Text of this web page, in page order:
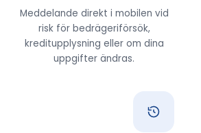
Meddelande direkt i mobilen vid
risk för bedrägeriförsök,
kreditupplysning eller om dina
uppgifter ändras.